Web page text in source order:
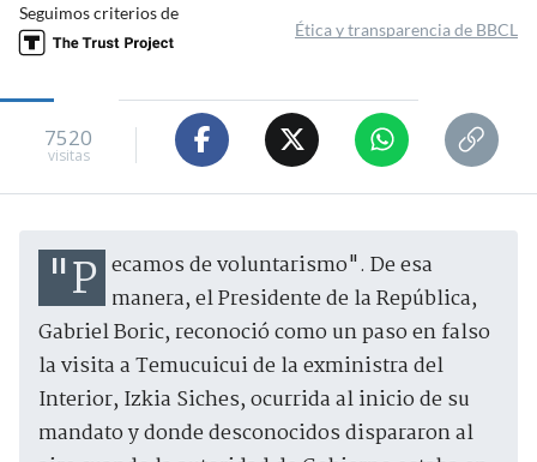
Seguimos criterios de
Ética y transparencia de BBCL
7520
visitas
"Pecamos de voluntarismo". De esa manera, el Presidente de la República,
Gabriel Boric, reconoció como un paso en falso
la visita a Temucuicui de la exministra del
Interior, Izkia Siches, ocurrida al inicio de su
mandato y donde desconocidos dispararon al